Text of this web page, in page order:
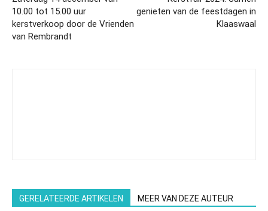
10.00 tot 15.00 uur
kerstverkoop door de Vrienden
van Rembrandt
genieten van de feestdagen in
Klaaswaal
GERELATEERDE ARTIKELEN MEER VAN DEZE AUTEUR